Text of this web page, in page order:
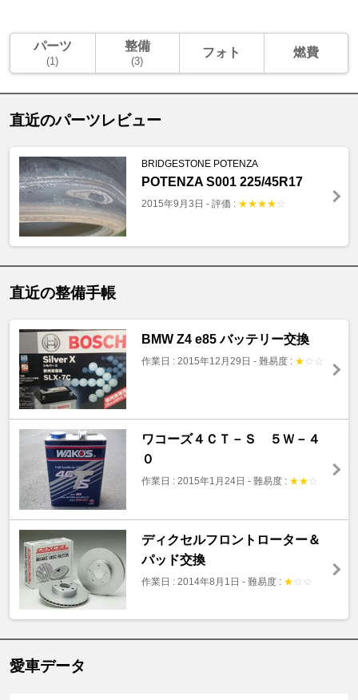
パーツ
(1)
整備
(3)
フォト 燃費
直近のパーツレビュー
BRIDGESTONE POTENZA
POTENZA S001 225/45R17
2015年9月3日 - 評価 : ★★★★ ☆
直近の整備手帳
BMW Z4 e85 バッテリー交換
作業日 : 2015年12月29日 - 難易度 : ★ ☆ ☆
ワコーズ４ＣＴ－Ｓ ５Ｗ－４
０
作業日 : 2015年1月24日 - 難易度 : ★★ ☆
ディクセルフロントローター＆
パッド交換
作業日 : 2014年8月1日 - 難易度 : ★ ☆ ☆
愛車データ